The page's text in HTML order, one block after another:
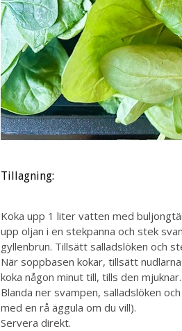
Tillagning:
Koka upp 1 liter vatten med
upp oljan i en stekpanna och stek
gyllenbrun. Tillsätt salladslöken och
När soppbasen kokar, tillsätt
koka någon minut till, tills den mjuknar.
Blanda ner svampen, salladslöken
med en rå äggula om du vill).
Servera direkt.